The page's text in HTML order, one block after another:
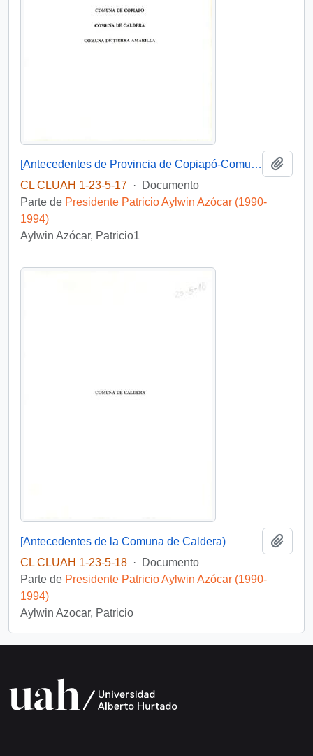
[Antecedentes de Provincia de Copiapó-Comuna de Copiapó, Caldera. Tierra Amarilla].
CL CLUAH 1-23-5-17 ·
Documento
Parte de Presidente Patricio Aylwin Azócar (1990-
1994)
Aylwin Azócar, Patricio1
[Antecedentes de la Comuna de Caldera)
CL CLUAH 1-23-5-18 ·
Documento
Parte de Presidente Patricio Aylwin Azócar (1990-
1994)
Aylwin Azocar, Patricio